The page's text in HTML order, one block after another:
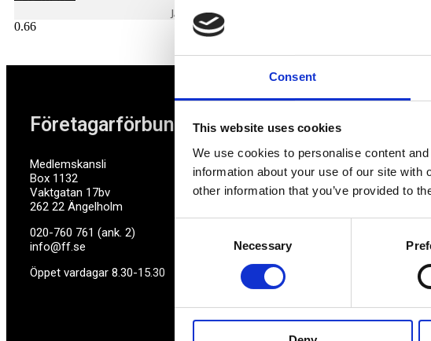
Consent
This website uses cookies
We use cookies to personalise content
information about your use of our site
other information that you’ve provided to
Necessary
JANUARI 24, 2020
Företagarförbundet
Medlemskansli
Box 1132
Vaktgatan 17bv
262 22 Ängelholm
020-760 761 (ank. 2)
info@ff.se
Öppet vardagar 8.30-15.30
Ett
BLI